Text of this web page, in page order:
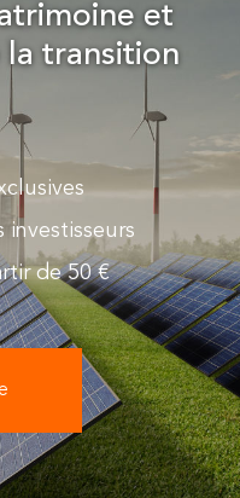
et
la transition
investisseurs
de 50 €